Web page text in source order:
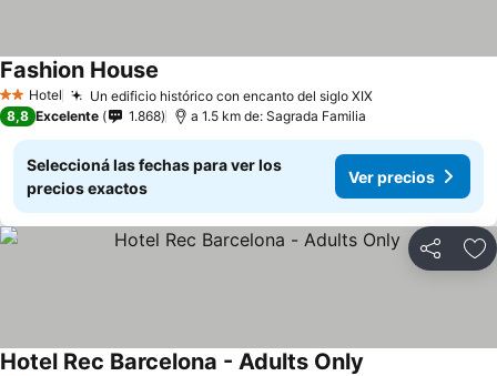
2 Estrellas
Hotel Un edificio histórico con encanto del siglo XIX
Fashion House
8,8 Excelente 1.868 a 1.5 km de: Sagrada Familia
Seleccioná las fechas para ver los
precios exactos
Ver precios
Compartir
Hotel Rec Barcelona - Adults Only